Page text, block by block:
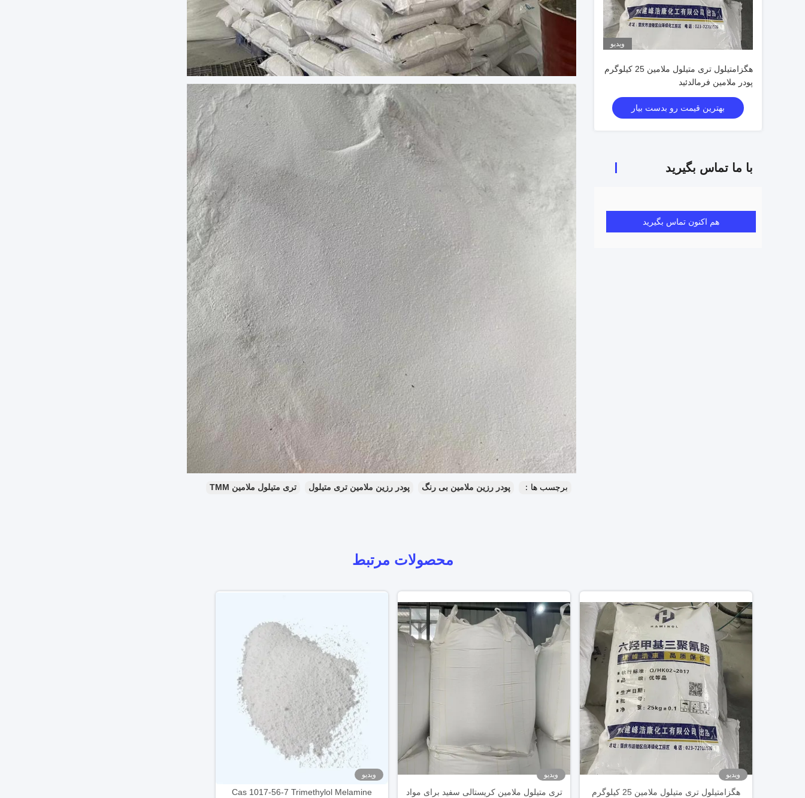
ویدیو
هگزامتیلول تری متیلول ملامین 25 کیلوگرم
پودر ملامین فرمالدئید
بهترین قیمت رو بدست بیار
با ما تماس بگیرید
هم اکنون تماس بگیرید
برچسب ها： پودر رزین ملامین بی رنگ پودر رزین ملامین تری متیلول تری متیلول ملامین TMM
محصولات مرتبط
ویدیو
هگزامتیلول تری متیلول ملامین 25 کیلوگرم
ویدیو
تری متیلول ملامین کریستالی سفید برای مواد
ویدیو
Cas 1017-56-7 Trimethylol Melamine